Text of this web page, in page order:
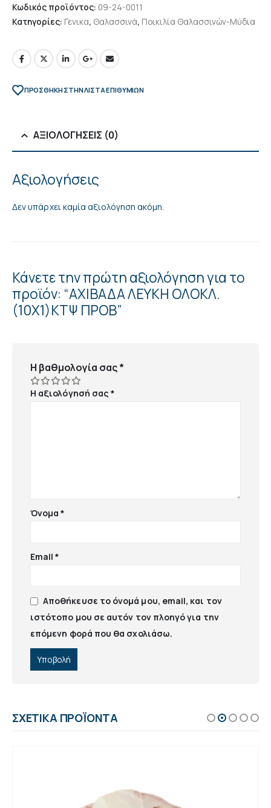
Κωδικός προϊόντος: 09-24-0011
Κατηγορίες: Γενικα, Θαλασσινά, Ποικιλία Θαλασσινών-Μύδια
ΠΡΌΣΘΉΚΗ ΣΤΗΝ ΛΊΣΤΑ ΕΠΙΘΥΜΙΏΝ
ΑΞΙΟΛΟΓΉΣΕΙΣ (0)
Αξιολογήσεις
Δεν υπάρχει καμία αξιολόγηση ακόμη.
Κάνετε την πρώτη αξιολόγηση για το
προϊόν: “ΑΧΙΒΑΔΑ ΛΕΥΚΗ ΟΛΟΚΛ.
(10Χ1)ΚΤΨ ΠΡΟΒ”
Η βαθμολογία σας*
Η αξιολόγησή σας*
Όνομα*
Email*
Αποθήκευσε το όνομά μου, email, και τον
ιστότοπο μου σε αυτόν τον πλοηγό για την
επόμενη φορά που θα σχολιάσω.
ΣΧΕΤΙΚΆ ΠΡΟΪΌΝΤΑ